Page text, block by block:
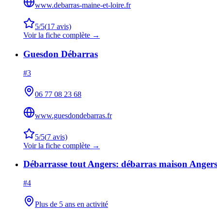
www.debarras-maine-et-loire.fr
5/5(17 avis)
Voir la fiche complète →
Guesdon Débarras
#3
06 77 08 23 68
www.guesdondebarras.fr
5/5(7 avis)
Voir la fiche complète →
Débarrasse tout Angers: débarras maison
#4
Plus de 5 ans en activité